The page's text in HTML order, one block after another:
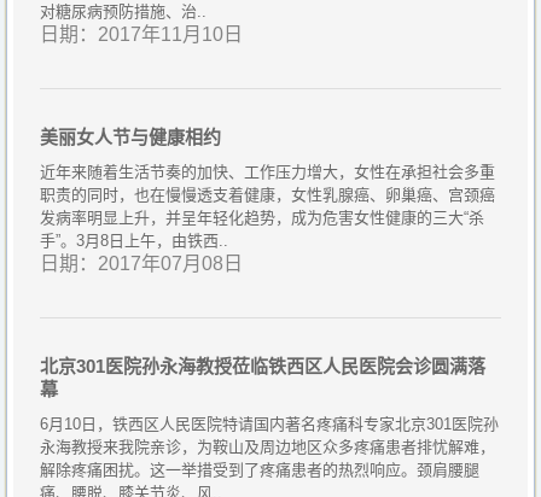
对糖尿病预防措施、治..
日期：2017年11月10日
美丽女人节与健康相约
近年来随着生活节奏的加快、工作压力增大，女性在承担社会多重
职责的同时，也在慢慢透支着健康，女性乳腺癌、卵巢癌、宫颈癌
发病率明显上升，并呈年轻化趋势，成为危害女性健康的三大“杀
手”。3月8日上午，由铁西..
日期：2017年07月08日
北京301医院孙永海教授莅临铁西区人民医院会诊圆满落
幕
6月10日，铁西区人民医院特请国内著名疼痛科专家北京301医院孙
永海教授来我院亲诊，为鞍山及周边地区众多疼痛患者排忧解难，
解除疼痛困扰。这一举措受到了疼痛患者的热烈响应。颈肩腰腿
痛、腰脱、膝关节炎、风..